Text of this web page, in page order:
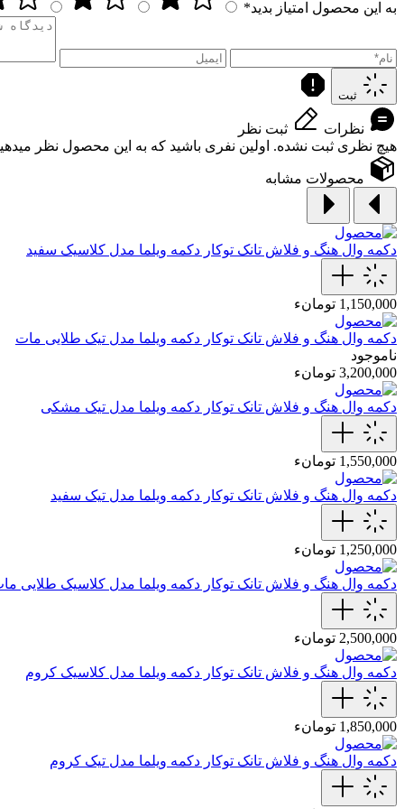
به این محصول امتیاز بدید*
ثبت
نظرات
ثبت نظر
هیچ نظری ثبت نشده. اولین نفری باشید که به این محصول نظر
محصولات مشابه
دکمه وال هنگ و فلاش تانک توکار دکمه ویلما مدل کلاسیک سفید
1,150,000 تومانء
دکمه وال هنگ و فلاش تانک توکار دکمه ویلما مدل تیک طلایی مات
ناموجود
3,200,000 تومانء
دکمه وال هنگ و فلاش تانک توکار دکمه ویلما مدل تیک مشکی
1,550,000 تومانء
دکمه وال هنگ و فلاش تانک توکار دکمه ویلما مدل تیک سفید
1,250,000 تومانء
دکمه وال هنگ و فلاش تانک توکار دکمه ویلما مدل کلاسیک طلایی
2,500,000 تومانء
دکمه وال هنگ و فلاش تانک توکار دکمه ویلما مدل کلاسیک کروم
1,850,000 تومانء
دکمه وال هنگ و فلاش تانک توکار دکمه ویلما مدل تیک کروم